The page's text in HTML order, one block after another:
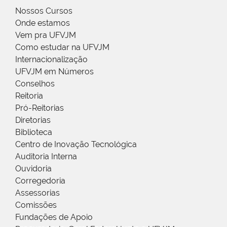
Nossos Cursos
Onde estamos
Vem pra UFVJM
Como estudar na UFVJM
Internacionalização
UFVJM em Números
Conselhos
Reitoria
Pró-Reitorias
Diretorias
Biblioteca
Centro de Inovação Tecnológica
Auditoria Interna
Ouvidoria
Corregedoria
Assessorias
Comissões
Fundações de Apoio